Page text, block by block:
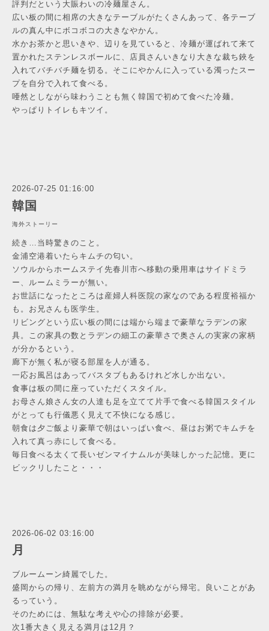
評判だという大賑わいの冷麺屋さん。
広い板の間に相席の大きなテーブルがたくさんあって、各テーブ
ルの真ん中にボコボコの大きなやかん。
水かお茶かと思いきや、辺りを見ていると、冷麺が運ばれて来て
置かれたステンレスボールに、店員さんいきなり大きな裁ち鋏を
入れてバチバチ麺を切る。そこにやかんに入っている濁ったスー
プを自分で入れて食べる。
唖然としながら味わうことも無く韓国で初めて食べた冷麺。
やっぱりトイレもキツイ。
2026-07-25 01:16:00
韓国
海外ストーリー
続き…当時驚きのこと。
金浦空港着いたらキムチの匂い。
ソウルからホームステイ先春川市へ移動の乗用車はサイドミラ
ー、ルームミラーが無い。
お世話になったところは産婦人科医院の家なのである程度裕福か
も。お兄さんも医学生。
リビングという広い板の間には端から端まで豪華なラデンの家
具。この家具の数とラデンの細工の豪華さで奥さんの実家の家柄
が分かるという。
廊下が無く私が寝る部屋を人が通る。
一応お風呂はあってバスタブもあるけれど水しか出ない。
食事は板の間に座っていただくスタイル。
お母さん娘さん女の人達も足を立てて片手で食べる韓国スタイル
がとっても行儀悪く見えて不快になる感じ。
朝食は夕ご飯より豪華で朝はいっぱい食べ、昼はお粥でキムチを
入れて真っ赤にして食べる。
毎日食べる太くて長いゼンマイナムルが美味しかった記憶。更に
ビックリしたこと・・・
2026-06-02 03:16:00
月
ブルームーン綺麗でした。
盛岡からの帰り、左前方の満月を眺めながら帰宅。良いことがあ
るっていう。
そのためには、無駄な考えや心の排除が必要。
次1番大きく見える満月は12月？